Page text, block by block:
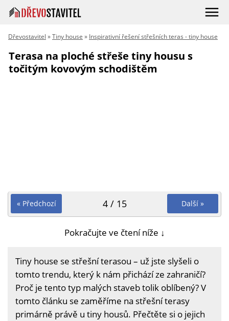
Dřevostavitel »Tiny house » Inspirativní řešení střešních teras - tiny house
Terasa na ploché střeše tiny housu s
točitým kovovým schodištěm
« Předchozí Další »
4 / 15
Pokračujte ve čtení níže ↓
Tiny house se střešní terasou – už jste slyšeli o
tomto trendu, který k nám přichází ze zahraničí?
Proč je tento typ malých staveb tolik oblíbený? V
tomto článku se zaměříme na střešní terasy
primárně právě u tiny housů. Přečtěte si o jejich